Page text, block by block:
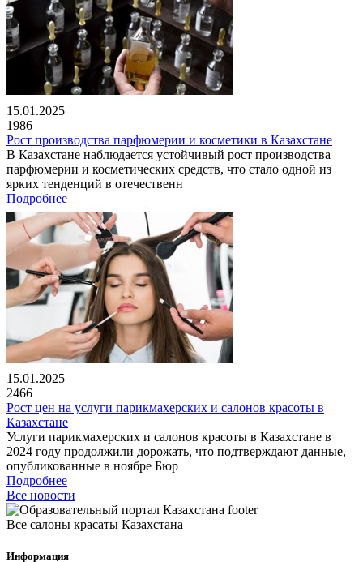
15.01.2025
1986
Рост производства парфюмерии и косметики в Казахстане
В Казахстане наблюдается устойчивый рост производства
парфюмерии и косметических средств, что стало одной из
ярких тенденций в отечественн
Подробнее
15.01.2025
2466
Рост цен на услуги парикмахерских и салонов красоты в
Казахстане
Услуги парикмахерских и салонов красоты в Казахстане в
2024 году продолжили дорожать, что подтверждают данные,
опубликованные в ноябре Бюр
Подробнее
Все новости
Все салоны красаты Казахстана
Информация